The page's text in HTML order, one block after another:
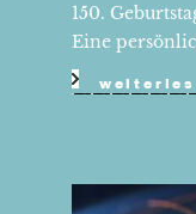
150.
Eine